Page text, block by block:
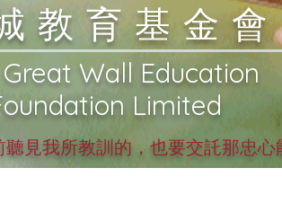
教育基金會
Wall Education
Limited
見我所教訓的，也要交託那忠